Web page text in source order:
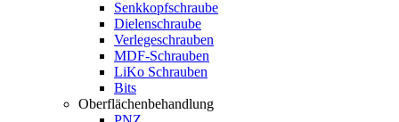
Senkkopfschraube
Dielenschraube
Verlegeschrauben
MDF-Schrauben
LiKo Schrauben
Bits
Oberflächenbehandlung